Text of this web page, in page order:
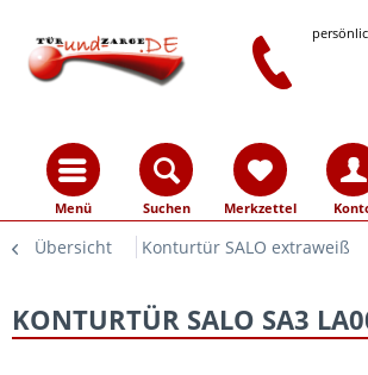
Menü Suchen Merkzettel
Übersicht Konturtür SALO extraweiß
KONTURTÜR SALO SA3